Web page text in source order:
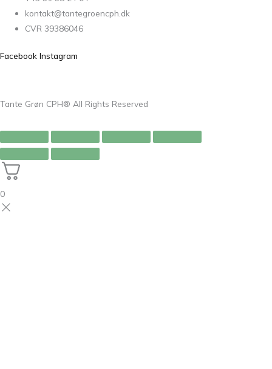
kontakt@tantegroencph.dk
CVR 39386046
Facebook Instagram
Tante Grøn CPH® All Rights Reserved
0